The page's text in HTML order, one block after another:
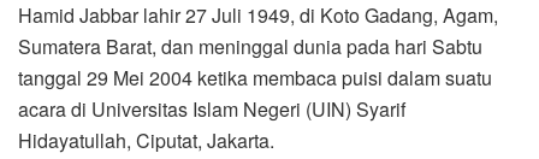
Hamid Jabbar lahir 27 Juli 1949, di Koto Gadang, Agam,
Sumatera Barat, dan meninggal dunia pada hari Sabtu
tanggal 29 Mei 2004 ketika membaca puisi dalam suatu
acara di Universitas Islam Negeri (UIN) Syarif
Hidayatullah, Ciputat, Jakarta.